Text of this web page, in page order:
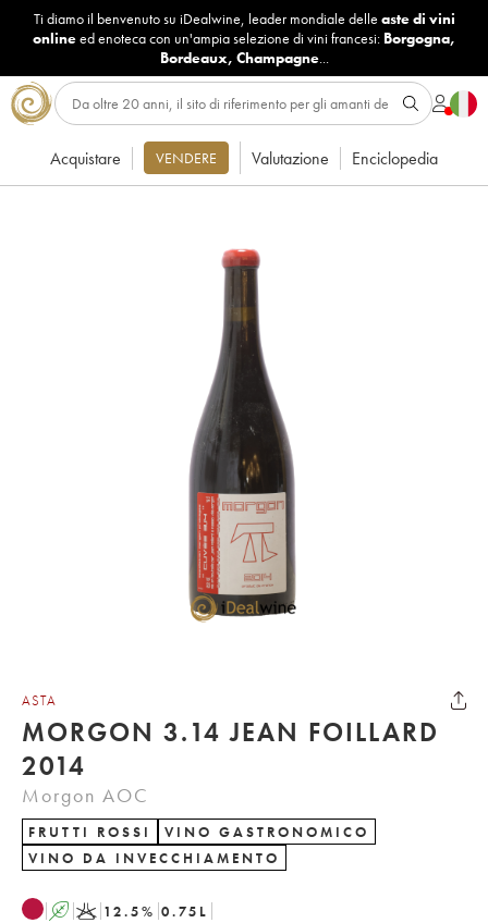
Ti diamo il benvenuto su iDealwine, leader mondiale delle aste di vini
onlineed enoteca con un'ampia selezione di vini francesi: Borgogna,
Bordeaux, Champagne...
Acquistare VENDERE Valutazione Enciclopedia
ASTA
MORGON 3.14 JEAN FOILLARD
2014
Morgon AOC
FRUTTI ROSSI
VINO GASTRONOMICO
VINO DA INVECCHIAMENTO
A K 12.5% 0.75 L